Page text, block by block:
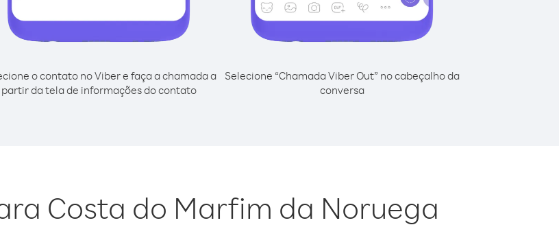
o contato no Viber e faça a chamada a
partir da tela de informações do contato
Selecione “Chamada Viber Out” no cabeçalho da
conversa
Costa do Marfim da Noruega